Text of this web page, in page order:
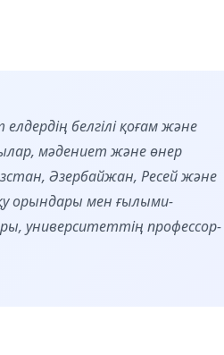
белгілі қоғам және
мәдениет және өнер
Әзербайжан, Ресей және
орындары мен ғылыми-
университеттің профессор-